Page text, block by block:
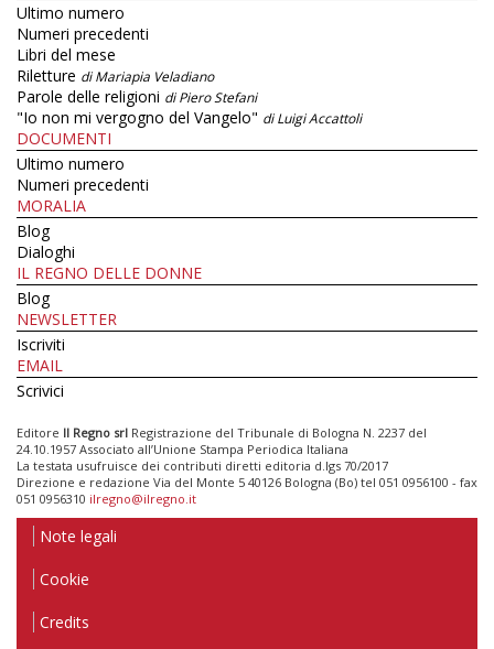
Ultimo numero
Numeri precedenti
Libri del mese
Riletture di Mariapia Veladiano
Parole delle religioni di Piero Stefani
"Io non mi vergogno del Vangelo" di Luigi Accattoli
DOCUMENTI
Ultimo numero
Numeri precedenti
MORALIA
Blog
Dialoghi
IL REGNO DELLE DONNE
Blog
NEWSLETTER
Iscriviti
EMAIL
Scrivici
Editore Il Regno srl Registrazione del Tribunale di Bologna N. 2237 del
24.10.1957 Associato all’Unione Stampa Periodica Italiana
La testata usufruisce dei contributi diretti editoria d.lgs 70/2017
Direzione e redazione Via del Monte 5 40126 Bologna (Bo) tel 051 0956100 - fax
051 0956310 ilregno@ilregno.it
Note legali
Cookie
Credits